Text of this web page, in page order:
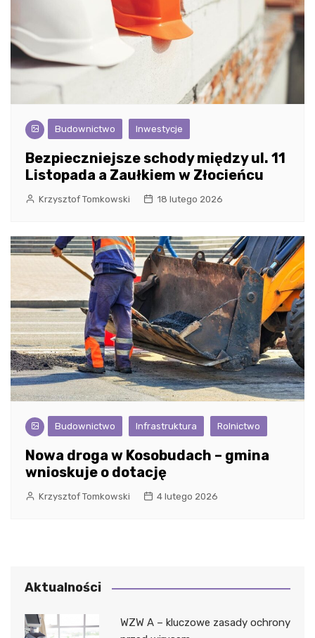
Budownictwo Inwestycje
Bezpieczniejsze schody między ul. 11
Listopada a Zaułkiem w Złocieńcu
Krzysztof Tomkowski 18 lutego 2026
Budownictwo Infrastruktura Rolnictwo
Nowa droga w Kosobudach – gmina
wnioskuje o dotację
Krzysztof Tomkowski 4 lutego 2026
Aktualności
WZW A – kluczowe zasady ochrony